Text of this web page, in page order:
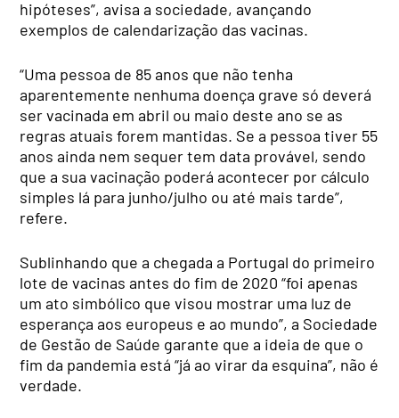
hipóteses”, avisa a sociedade, avançando
exemplos de calendarização das vacinas.
“Uma pessoa de 85 anos que não tenha
aparentemente nenhuma doença grave só deverá
ser vacinada em abril ou maio deste ano se as
regras atuais forem mantidas. Se a pessoa tiver 55
anos ainda nem sequer tem data provável, sendo
que a sua vacinação poderá acontecer por cálculo
simples lá para junho/julho ou até mais tarde”,
refere.
Sublinhando que a chegada a Portugal do primeiro
lote de vacinas antes do fim de 2020 “foi apenas
um ato simbólico que visou mostrar uma luz de
esperança aos europeus e ao mundo”, a Sociedade
de Gestão de Saúde garante que a ideia de que o
fim da pandemia está “já ao virar da esquina”, não é
verdade.